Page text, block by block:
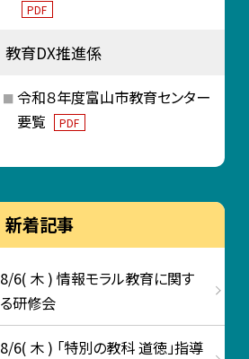
PDF
教育DX推進係
令和８年度富山市教育センター
要覧
PDF
新着記事
8/6( 木 ) 情報モラル教育に関す
る研修会
8/6( 木 ) 「特別の教科 道徳」指導